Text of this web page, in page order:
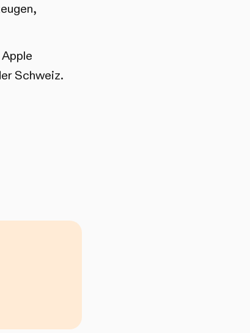
Schweiz.